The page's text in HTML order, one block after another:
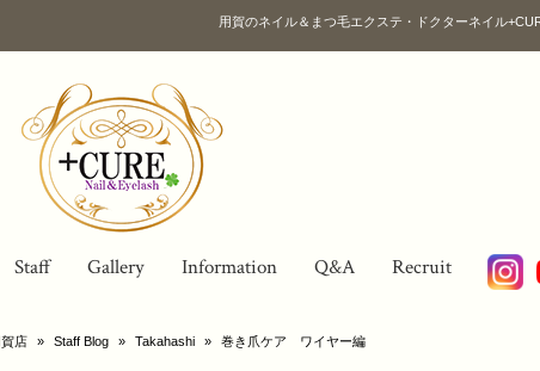
用賀のネイル＆まつ毛エクステ・ドクターネイル
Staff Gallery Information Q&A Recruit
店 » Staff Blog » Takahashi » 巻き爪ケア ワイヤー編